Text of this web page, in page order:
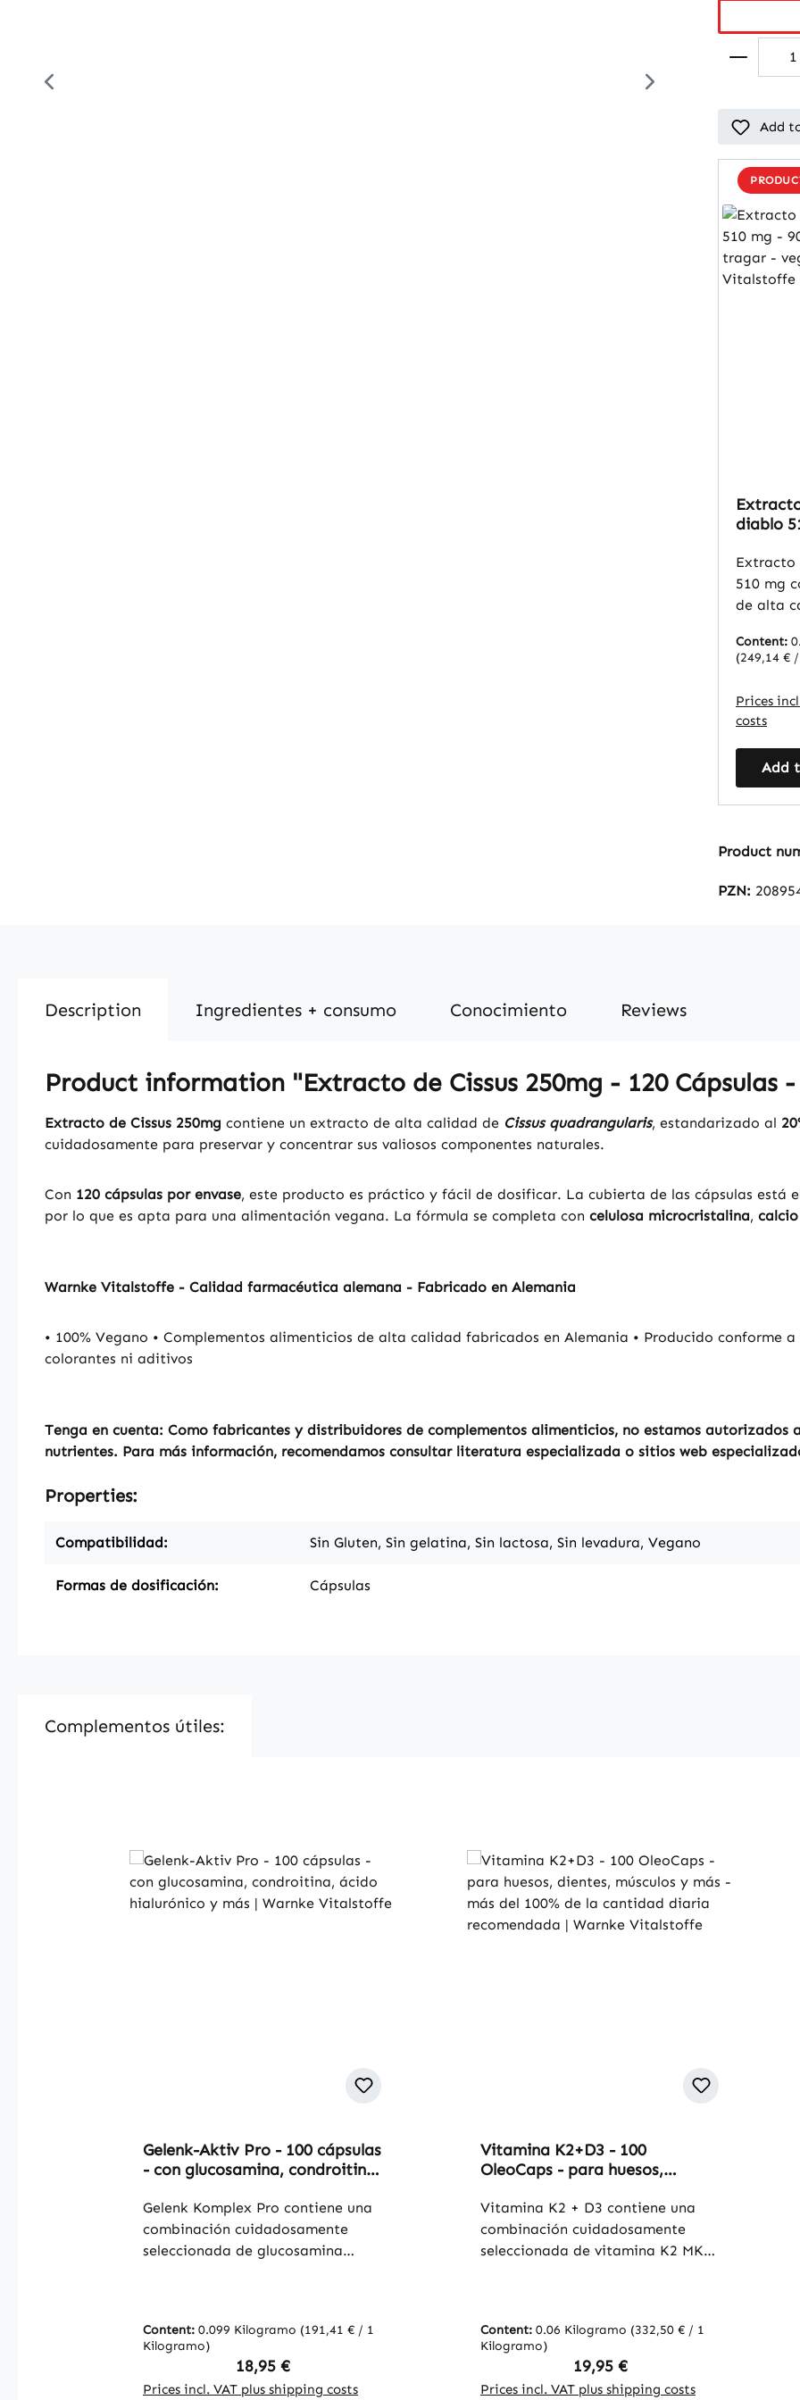
Add
diablo
vegano
Extracto
510 mg
de alta
está
de
para
producto
uso
Fabricado
Para
Content:
(249,14 €
Prices
costs
Add
Product
PZN:
Description Ingredientes + consumo Conocimiento Reviews
Product information "Extracto de Cissus 250mg - 120 Cápsulas
Extracto de Cissus 250mg contiene un extracto de alta calidad de Cissus quadrangularis, estandarizado al
cuidadosamente para preservar y concentrar sus valiosos componentes naturales.
Con 120 cápsulas por envase, este producto es práctico y fácil de dosificar. La cubierta de las cápsulas está
por lo que es apta para una alimentación vegana. La fórmula se completa con celulosa microcristalina,
Warnke Vitalstoffe - Calidad farmacéutica alemana - Fabricado en Alemania
• 100% Vegano • Complementos alimenticios de alta calidad fabricados en Alemania • Producido conforme a
colorantes ni aditivos
Tenga en cuenta: Como fabricantes y distribuidores de complementos alimenticios, no estamos autorizados
nutrientes. Para más información, recomendamos consultar literatura especializada o sitios web
Properties:
Compatibilidad: Sin Gluten, Sin gelatina, Sin lactosa, Sin levadura, Vegano
Formas de dosificación: Cápsulas
Complementos útiles:
Gelenk-Aktiv Pro - 100 cápsulas
- con glucosamina, condroitina,
Warnke Vitalstoffe
Gelenk Komplex Pro contiene una
combinación cuidadosamente
seleccionada de glucosamina
hialurónico. Cada cápsula
proporciona una cantidad precisa
de estos ingredientes para una
Content: 0.099 Kilogramo (191,41 € / 1
Kilogramo)
Regular price:
18,95 €
Prices incl. VAT plus shipping costs
Vitamina K2+D3 - 100
OleoCaps - para huesos,
del 100% de la cantidad diaria
recomendada | Warnke
Vitalstoffe
Vitamina K2 + D3 contiene una
combinación cuidadosamente
seleccionada de vitamina K2 MK-7
formulados para proporcionar un
aporte específico de estas dos
importantes vitaminas. El envase
Content: 0.06 Kilogramo (332,50 € / 1
Kilogramo)
Regular price:
19,95 €
Prices incl. VAT plus shipping costs